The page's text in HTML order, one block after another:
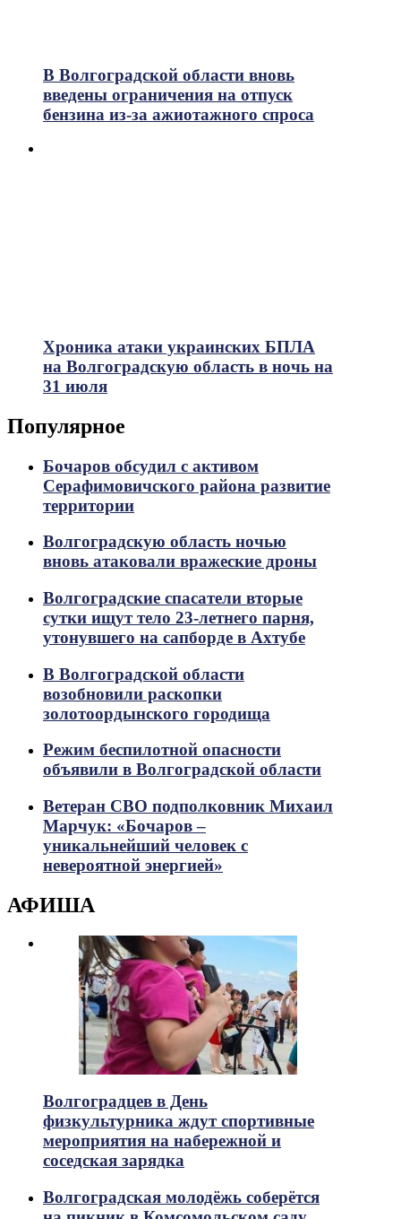
В Волгоградской области вновь
введены ограничения на отпуск
бензина из-за ажиотажного спроса
Хроника атаки украинских БПЛА
на Волгоградскую область в ночь на
31 июля
Популярное
Бочаров обсудил с активом
Серафимовичского района развитие
территории
Волгоградскую область ночью
вновь атаковали вражеские дроны
Волгоградские спасатели вторые
сутки ищут тело 23-летнего парня,
утонувшего на сапборде в Ахтубе
В Волгоградской области
возобновили раскопки
золотоордынского городища
Режим беспилотной опасности
объявили в Волгоградской области
Ветеран СВО подполковник Михаил
Марчук: «Бочаров –
уникальнейший человек с
невероятной энергией»
АФИША
Волгоградцев в День
физкультурника ждут спортивные
мероприятия на набережной и
соседская зарядка
Волгоградская молодёжь соберётся